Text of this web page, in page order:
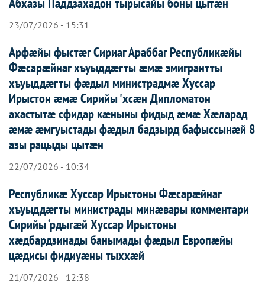
23/07/2026 - 15:31
Арфæйы фыстæг Сириаг Араббаг Республикæйы
Фæсарæйнаг хъуыддæгты æмæ эмигрантты
хъуыддæгты фæдыл министрадмæ Хуссар
Ирыстон æмæ Сирийы 'хсæн Дипломатон
ахастытæ сфидар кæныны фидыд æмæ Хæларад
æмæ æмгуыстады фæдыл бадзырд бафыссынæй 8
азы рацыды цытæн
22/07/2026 - 10:34
Республикæ Хуссар Ирыстоны Фæсарæйнаг
хъуыддæгты министрады минæвары комментари
Сирийы ‘рдыгæй Хуссар Ирыcтоны
хæдбардзинады банымады фæдыл Европæйы
цæдисы фидиуæны тыххæй
21/07/2026 - 12:38